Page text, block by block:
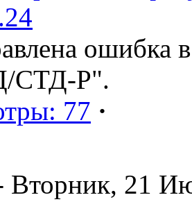
ошибка
СТД-Р".
77 ·
Вторник, 21